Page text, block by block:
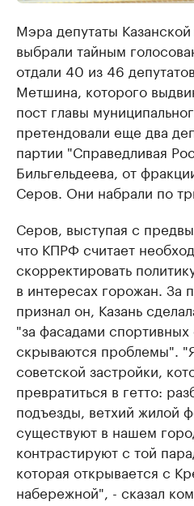
Мэра депутаты
выбрали тайным
отдали 40 из 46
Метшина, которого
пост главы
претендовали еще два
партии "Справедливая
Бильгельдеева, от
Серов. Они набрали по
Серов, выступая с
что КПРФ считает
скорректировать
в интересах горожан. За
признал он, Казань
"за фасадами
скрываются проблемы".
советской застройки,
превратиться в гетто:
подъезды, ветхий жилой
существуют в нашем
контрастируют с той
которая открывается с
набережной", - сказал